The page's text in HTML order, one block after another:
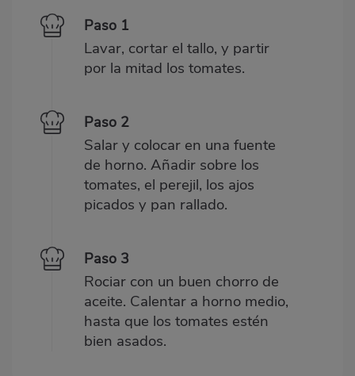
Paso 1
Lavar, cortar el tallo, y partir
por la mitad los tomates.
Paso 2
Salar y colocar en una fuente
de horno. Añadir sobre los
tomates, el perejil, los ajos
picados y pan rallado.
Paso 3
Rociar con un buen chorro de
aceite. Calentar a horno medio,
hasta que los tomates estén
bien asados.